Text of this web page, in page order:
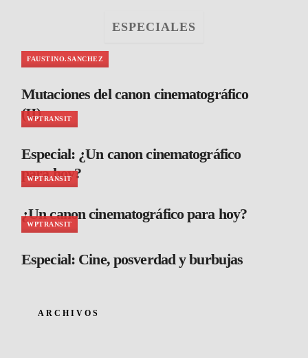
ESPECIALES
FAUSTINO.SANCHEZ
Mutaciones del canon cinematográfico
(II)
WPTRANSIT
Especial: ¿Un canon cinematográfico
para hoy?
WPTRANSIT
¿Un canon cinematográfico para hoy?
WPTRANSIT
Especial: Cine, posverdad y burbujas
ARCHIVOS